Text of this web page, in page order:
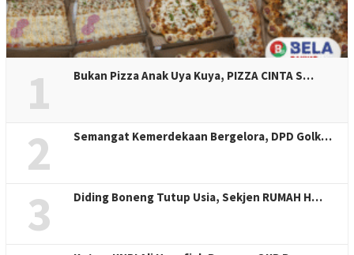
1 Bukan Pizza Anak Uya Kuya, PIZZA CINTA S…
2 Semangat Kemerdekaan Bergelora, DPD Golk…
3 Diding Boneng Tutup Usia, Sekjen RUMAH H…